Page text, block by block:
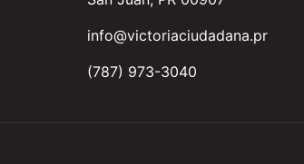
info@victoriaciudadana.pr
(787) 973-3040